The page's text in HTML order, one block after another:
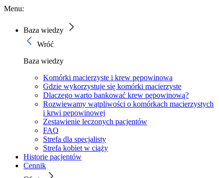
Menu:
Baza wiedzy
Wróć
Baza wiedzy
Komórki macierzyste i krew pępowinowa
Gdzie wykorzystuje się komórki macierzyste
Dlaczego warto bankować krew pępowinową?
Rozwiewamy wątpliwości o komórkach macierzystych
i krwi pępowinowej
Zestawienie leczonych pacjentów
FAQ
Strefa dla specjalisty
Strefa kobiet w ciąży
Historie pacjentów
Cennik